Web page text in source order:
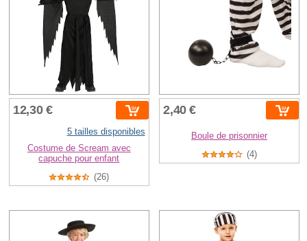
12,30 €
5 tailles disponibles
Costume de Scream avec
capuche pour enfant
(26)
2,40 €
Boule de prisonnier
(4)